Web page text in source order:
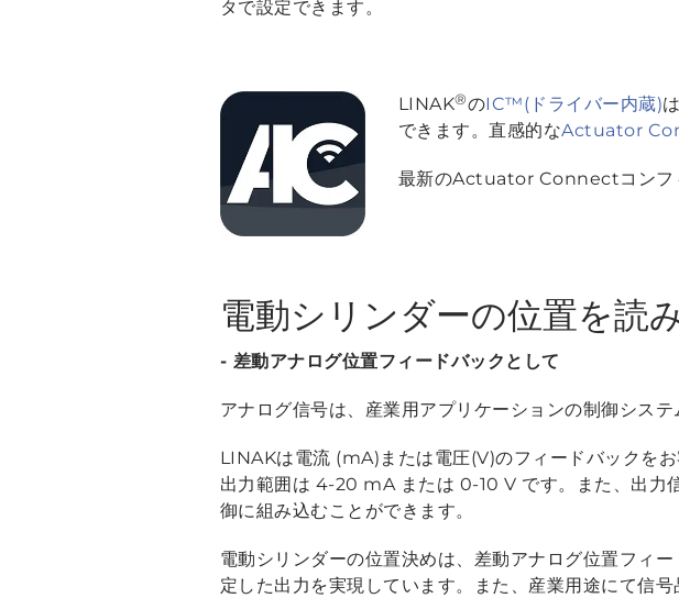
タで設定できます。
LINAK®のIC™(ドライバー内蔵)
できます。直感的なActuator
最新のActuator Connectコンフ
電動シリンダーの位置を読
- 差動アナログ位置フィードバックとして
アナログ信号は、産業用アプリケーションの制御シス
LINAKは電流 (mA)または電圧(V)のフィードバックを
出力範囲は 4-20 mA または 0-10 V です。また、出力
御に組み込むことができます。
電動シリンダーの位置決めは、差動アナログ位置フィ
定した出力を実現しています。また、産業用途にて信